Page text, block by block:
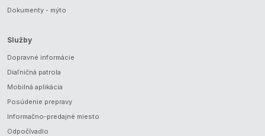
Dokumenty - mýto
Služby
Dopravné informácie
Diaľničná patrola
Mobilná aplikácia
Posúdenie prepravy
Informačno-predajné miesto
Odpočívadlo